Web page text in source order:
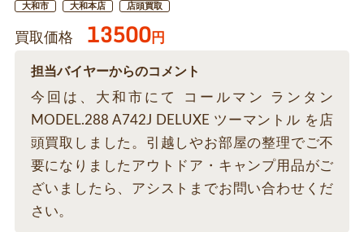
大和市 大和本店 店頭買取
買取価格 13500円
担当バイヤーからのコメント
今回は、大和市にて コールマン ランタン
MODEL.288 A742J DELUXE ツーマントル を店
頭買取しました。引越しやお部屋の整理でご不
要になりましたアウトドア・キャンプ用品がご
ざいましたら、アシストまでお問い合わせくだ
さい。